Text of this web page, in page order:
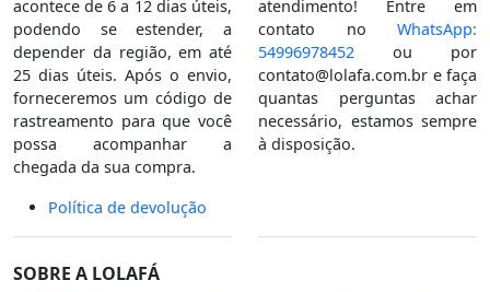
acontece de 6 a 12 dias úteis,
podendo se estender, a
depender da região, em até
25 dias úteis. Após o envio,
forneceremos um código de
rastreamento para que você
possa acompanhar a
chegada da sua compra.
Política de devolução
atendimento! Entre em
contato no WhatsApp:
54996978452 ou por
contato@lolafa.com.br e faça
quantas perguntas achar
necessário, estamos sempre
à disposição.
SOBRE A LOLAFÁ